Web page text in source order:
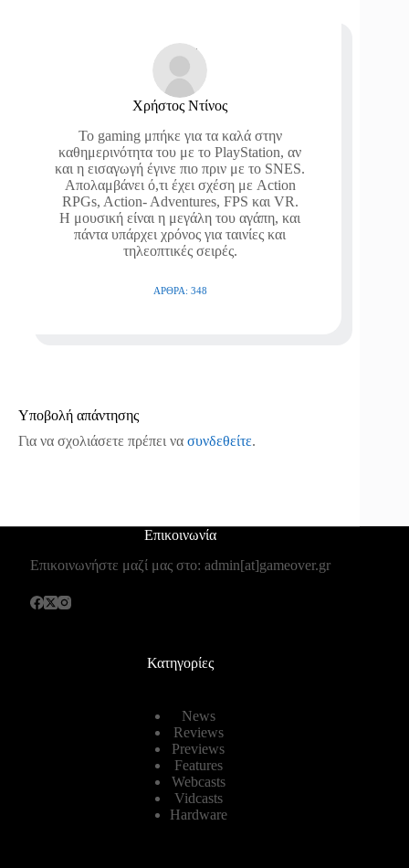
Χρήστος Ντίνος
Το gaming μπήκε για τα καλά στην
καθημερινότητα του με το PlayStation, αν
και η εισαγωγή έγινε πιο πριν με το SNES.
Απολαμβάνει ό,τι έχει σχέση με Action
RPGs, Action- Adventures, FPS και VR.
Η μουσική είναι η μεγάλη του αγάπη, και
πάντα υπάρχει χρόνος για ταινίες και
τηλεοπτικές σειρές.
ΆΡΘΡΑ: 348
Υποβολή απάντησης
Για να σχολιάσετε πρέπει να συνδεθείτε.
Επικοινωνία
Επικοινωνήστε μαζί μας στο: admin[at]gameover.gr
Κατηγορίες
News
Reviews
Previews
Features
Webcasts
Vidcasts
Hardware